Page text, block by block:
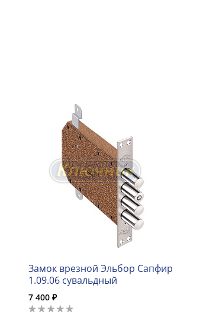
Замок врезной Эльбор Сапфир
1.09.06 сувальдный
7 400 ₽